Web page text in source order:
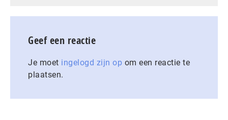
Geef een reactie
Je moet ingelogd zijn op om een reactie te
plaatsen.